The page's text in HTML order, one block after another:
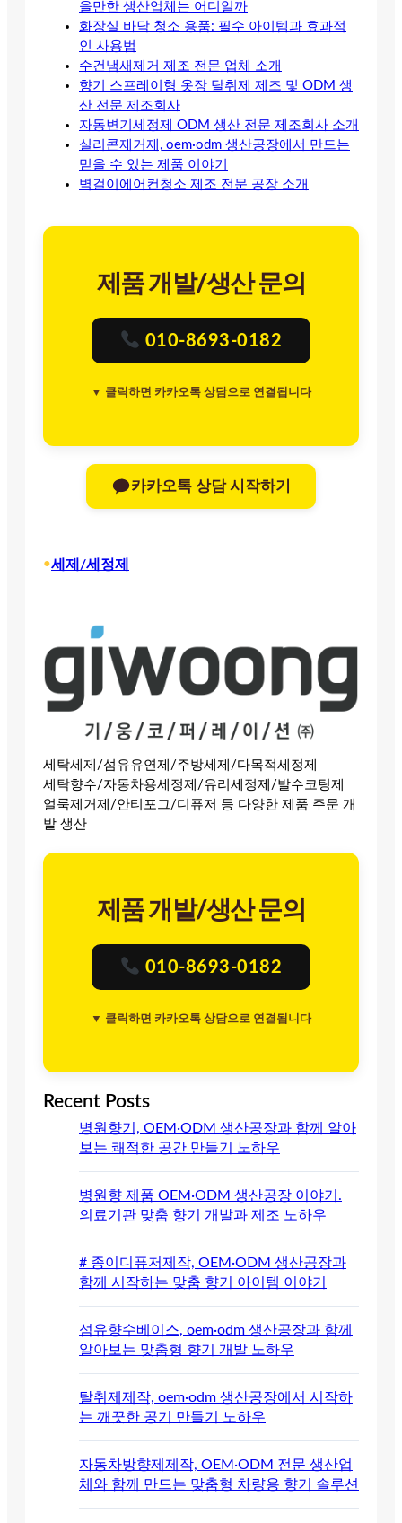
을만한 생산업체는 어디일까
화장실 바닥 청소 용품: 필수 아이템과 효과적
인 사용법
수건냄새제거 제조 전문 업체 소개
향기 스프레이형 옷장 탈취제 제조 및 ODM 생
산 전문 제조회사
자동변기세정제 ODM 생산 전문 제조회사 소개
실리콘제거제, oem·odm 생산공장에서 만드는
믿을 수 있는 제품 이야기
벽걸이에어컨청소 제조 전문 공장 소개
제품 개발/생산 문의
010-8693-0182
▼ 클릭하면 카카오톡 상담으로 연결됩니다
카카오톡 상담 시작하기
•세제/세정제
세탁세제/섬유유연제/주방세제/다목적세정제
세탁향수/자동차용세정제/유리세정제/발수코팅제
얼룩제거제/안티포그/디퓨저 등 다양한 제품 주문 개
발 생산
제품 개발/생산 문의
010-8693-0182
▼ 클릭하면 카카오톡 상담으로 연결됩니다
Recent Posts
병원향기, OEM·ODM 생산공장과 함께 알아
보는 쾌적한 공간 만들기 노하우
병원향 제품 OEM·ODM 생산공장 이야기.
의료기관 맞춤 향기 개발과 제조 노하우
# 종이디퓨저제작, OEM·ODM 생산공장과
함께 시작하는 맞춤 향기 아이템 이야기
섬유향수베이스, oem·odm 생산공장과 함께
알아보는 맞춤형 향기 개발 노하우
탈취제제작, oem·odm 생산공장에서 시작하
는 깨끗한 공기 만들기 노하우
자동차방향제제작, OEM·ODM 전문 생산업
체와 함께 만드는 맞춤형 차량용 향기 솔루션